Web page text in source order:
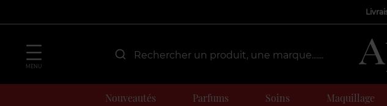
MENU
Nouveautés Parfums Soins Maquillage